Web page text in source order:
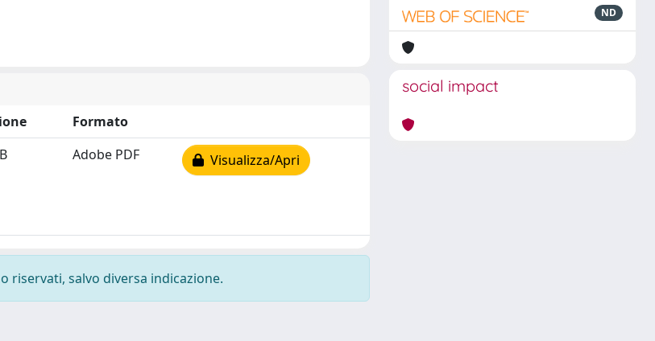
Formato
Adobe PDF Visualizza/Apri
riservati, salvo diversa indicazione.
ND
social impact